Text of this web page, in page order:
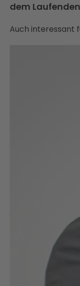
dem
Auch interessant